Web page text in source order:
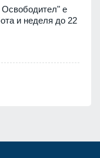
е
и неделя до 22